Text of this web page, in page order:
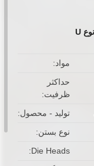
دستگاه قالب گیری ضربه ای نوع U
مواد
حداکثر
ظرفیت
تولید - محصول
نوع بستن
Die Heads